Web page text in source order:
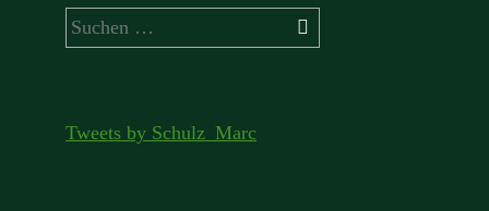
Suchen
nach:
Tweets by Schulz_Marc